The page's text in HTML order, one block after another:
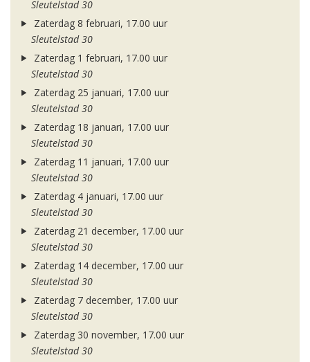
Sleutelstad 30
Zaterdag 8 februari, 17.00 uur
Sleutelstad 30
Zaterdag 1 februari, 17.00 uur
Sleutelstad 30
Zaterdag 25 januari, 17.00 uur
Sleutelstad 30
Zaterdag 18 januari, 17.00 uur
Sleutelstad 30
Zaterdag 11 januari, 17.00 uur
Sleutelstad 30
Zaterdag 4 januari, 17.00 uur
Sleutelstad 30
Zaterdag 21 december, 17.00 uur
Sleutelstad 30
Zaterdag 14 december, 17.00 uur
Sleutelstad 30
Zaterdag 7 december, 17.00 uur
Sleutelstad 30
Zaterdag 30 november, 17.00 uur
Sleutelstad 30